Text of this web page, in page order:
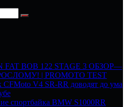
FAT BOB 122 STAGE 3 ОБЗОР—
| PROMOTO TEST
CFMoto V4 SR-RR доводят до ума
спортбайка BMW S1000RR